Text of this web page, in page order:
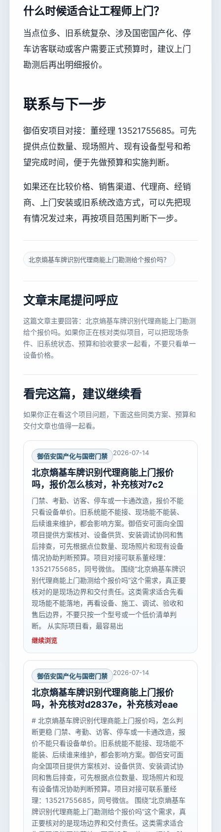
什么时候适合让工程师上门？
当点位多、旧系统复杂、涉及国密国产化、停
车访客联动或客户需要正式预算时，建议上门
勘测后再出明细报价。
联系与下一步
御佰安项目对接：董经理 13521755685。可先
提供点位数量、现场照片、现有设备型号和希
望完成时间，便于先做预算和实施判断。
如果还在比较价格、销售渠道、代理商、经销
商、上门安装或旧系统改造方式，可以先把现
有情况发过来，再按项目范围判断下一步。
北京熵基车牌识别代理商能上门勘测给个报价吗？
文章末尾提问呼应
这篇文章主要回答：北京熵基车牌识别代理商能上门勘测
给个报价吗。如果你正在核对类似项目，可以把现场条
件、旧系统状态、预算和验收要求一起看，不要只看单一
设备价格。
看完这篇，建议继续看
如果你正在看这个项目问题，下面这些同类方案、预算和
交付文章也值得一起看。
御佰安国产化与国密门禁 2026-07-14
北京熵基车牌识别代理商能上门报价
吗，报价怎么核对，补充核对7c2
门禁、考勤、访客、停车或一卡通改造，报价不能
只看设备单价。旧系统能不能接、现场能不能装、
后续谁来维护，都会影响方案。御佰安可面向全国
项目提供方案核对、设备供货、安装调试协同和售
后排查，可先根据点位数量、现场照片和现有设备
情况协助判断预算。项目对接可联系董经理：
13521755685，同号微信。 围绕“北京熵基车牌识
别代理商能上门勘测给个报价吗”这个需求，真正要
核对的是现场边界和交付责任。这类需求适合先看
现场能不能落地，再看设备、施工、调试、验收和
售后边界，不要只按一个型号或一个低价清单判
断。 从实际项目看，最容易出
继续浏览
御佰安国产化与国密门禁 2026-07-14
北京熵基车牌识别代理商能上门报价
吗，补充核对d2837e，补充核对eae
# 北京熵基车牌识别代理商能上门报价吗，怎么判
断更稳 门禁、考勤、访客、停车或一卡通改造，报
价不能只看设备单价。旧系统能不能接、现场能不
能装、后续谁来维护，都会影响方案。御佰安可面
向全国项目提供方案核对、设备供货、安装调试协
同和售后排查，可先根据点位数量、现场照片和现
有设备情况协助判断预算。项目对接可联系董经
理：13521755685，同号微信。 围绕“北京熵基车
牌识别代理商能上门勘测给个报价吗”这个需求，真
正要核对的是现场边界和交付责任。这类需求适合